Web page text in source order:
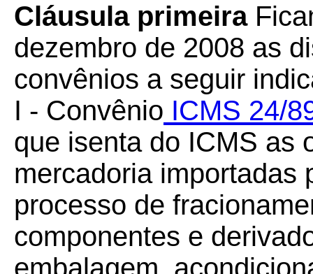
Cláusula primeira
dezembro de 2008 as
convênios a seguir
I - Convênio ICMS 24/
que isenta do ICMS as
mercadoria importadas
processo de
componentes e
embalagem,